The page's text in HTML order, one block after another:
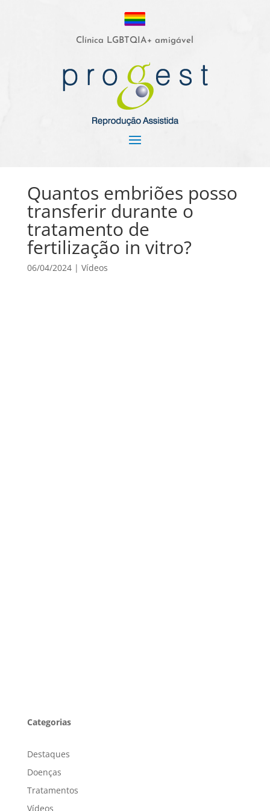
Clínica LGBTQIA+ amigável
Quantos embriões posso
transferir durante o
tratamento de
fertilização in vitro?
06/04/2024| Vídeos
Categorias
Destaques
Doenças
Tratamentos
Vídeos